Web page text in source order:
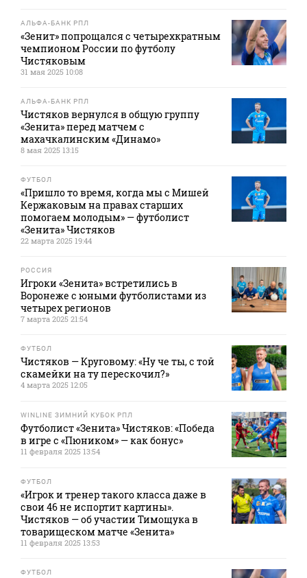
АЛЬФА-БАНК РПЛ
«Зенит» попрощался с четырехкратным
чемпионом России по футболу
Чистяковым
31 мая 2025 10:08
АЛЬФА-БАНК РПЛ
Чистяков вернулся в общую группу
«Зенита» перед матчем с
махачкалинским «Динамо»
8 мая 2025 13:15
ФУТБОЛ
«Пришло то время, когда мы с Мишей
Кержаковым на правах старших
помогаем молодым» — футболист
«Зенита» Чистяков
22 марта 2025 19:44
РОССИЯ
Игроки «Зенита» встретились в
Воронеже с юными футболистами из
четырех регионов
7 марта 2025 21:54
ФУТБОЛ
Чистяков — Круговому: «Ну че ты, с той
скамейки на ту перескочил?»
4 марта 2025 12:05
WINLINE ЗИМНИЙ КУБОК РПЛ
Футболист «Зенита» Чистяков: «Победа
в игре с «Пюником» — как бонус»
11 февраля 2025 13:54
ФУТБОЛ
«Игрок и тренер такого класса даже в
свои 46 не испортит картины».
Чистяков — об участии Тимощука в
товарищеском матче «Зенита»
11 февраля 2025 13:53
ФУТБОЛ